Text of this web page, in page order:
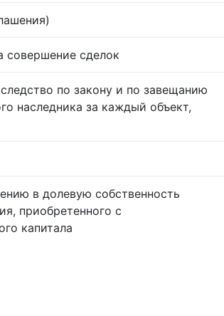
совершение сделок
по закону и по завещанию
наследника за каждый объект,
в долевую собственность
приобретенного с
капитала